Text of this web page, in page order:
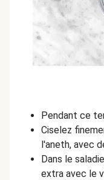
Pendant ce
Ciselez
l'aneth, avec
Dans le
extra avec le